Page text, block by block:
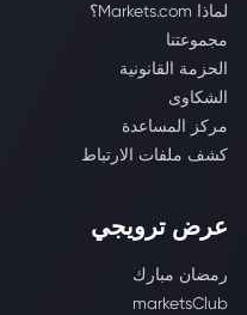
لماذا Markets.com؟
مجموعتنا
الحزمة القانونية
الشكاوى
مركز المساعدة
كشف ملفات الارتباط
عرض ترويجي
رمضان مبارك
marketsClub